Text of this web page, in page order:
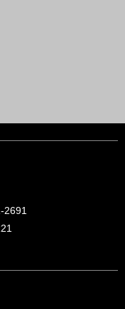
2691